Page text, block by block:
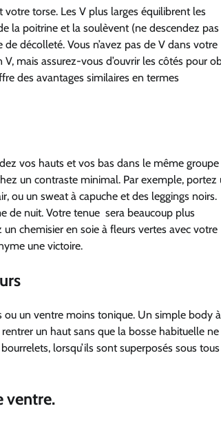
torse. Les V plus larges équilibrent les
la poitrine et la soulèvent (ne descendez
décolleté. Vous n’avez pas de V dans votre
mais assurez-vous d’ouvrir les côtés pour
des avantages similaires en termes
vos hauts et vos bas dans le même
un contraste minimal. Par exemple, portez
ou un sweat à capuche et des leggings noirs.
de nuit. Votre tenue sera beaucoup plus
chemisier en soie à fleurs vertes avec votre
une victoire.
ou un ventre moins tonique. Un simple body à
un haut sans que la bosse habituelle ne
lorsqu’ils sont superposés sous
ventre.